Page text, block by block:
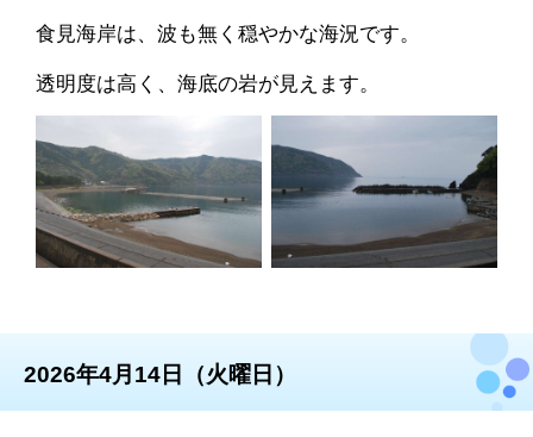
食見海岸は、波も無く穏やかな海況です。
透明度は高く、海底の岩が見えます。
2026年4月14日（火曜日）